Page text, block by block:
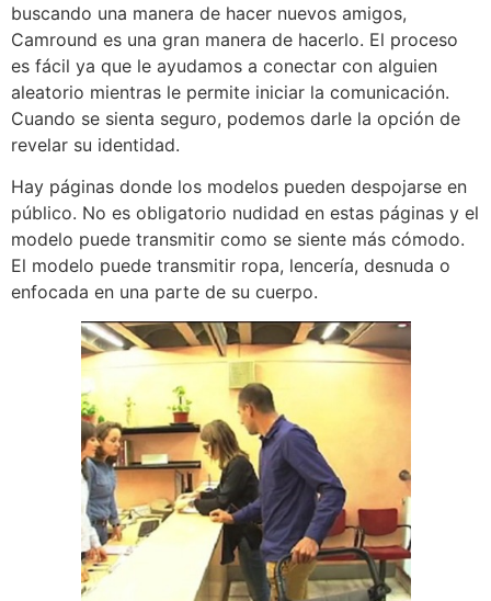
buscando una manera de hacer nuevos amigos,
Camround es una gran manera de hacerlo. El proceso
es fácil ya que le ayudamos a conectar con alguien
aleatorio mientras le permite iniciar la comunicación.
Cuando se sienta seguro, podemos darle la opción de
revelar su identidad.
Hay páginas donde los modelos pueden despojarse en
público. No es obligatorio nudidad en estas páginas y el
modelo puede transmitir como se siente más cómodo.
El modelo puede transmitir ropa, lencería, desnuda o
enfocada en una parte de su cuerpo.